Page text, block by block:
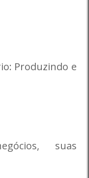
Produzindo e
suas